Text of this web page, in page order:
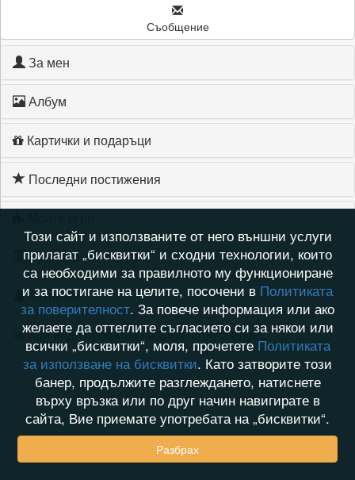
Съобщение
За мен
Албум
Картички и подаръци
Последни постижения
Хронология на игри
Активност
Кой видя профила на SeventhArchangeL
Този сайт и използваните от него външни услуги
прилагат „бисквитки“ и сходни технологии, които
са необходими за правилното му функциониране
и за постигане на целите, посочени в Политиката
за поверителност. За повече информация или ако
желаете да оттеглите съгласието си за някои или
всички „бисквитки“, моля, прочетете Политиката
за използване на бисквитки. Като затворите този
банер, продължите разглеждането, натиснете
върху връзка или по друг начин навигирате в
сайта, Вие приемате употребата на „бисквитки“.
Разбрах